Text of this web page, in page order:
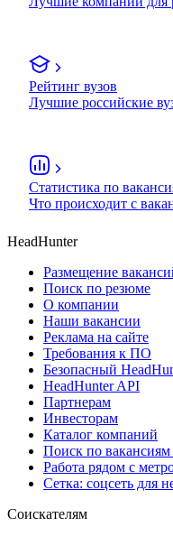
Рейтинг вузов
Лучшие российские
Статистика по
Что происходит с
HeadHunter
Размещение
Поиск по резюме
О компании
Наши вакансии
Реклама на сайте
Требования к ПО
Безопасный
HeadHunter API
Партнерам
Инвесторам
Каталог компаний
Поиск по
Работа рядом с
Сетка: соцсеть для
Соискателям